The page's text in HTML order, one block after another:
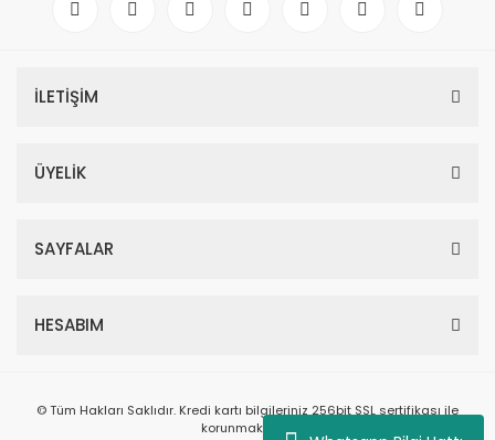
İLETİŞİM
ÜYELİK
SAYFALAR
HESABIM
© Tüm Hakları Saklıdır. Kredi kartı bilgileriniz 256bit SSL sertifikası ile
korunmaktadır.